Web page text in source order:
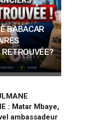
BABACAR
: Matar Mbaye,
ambassadeur